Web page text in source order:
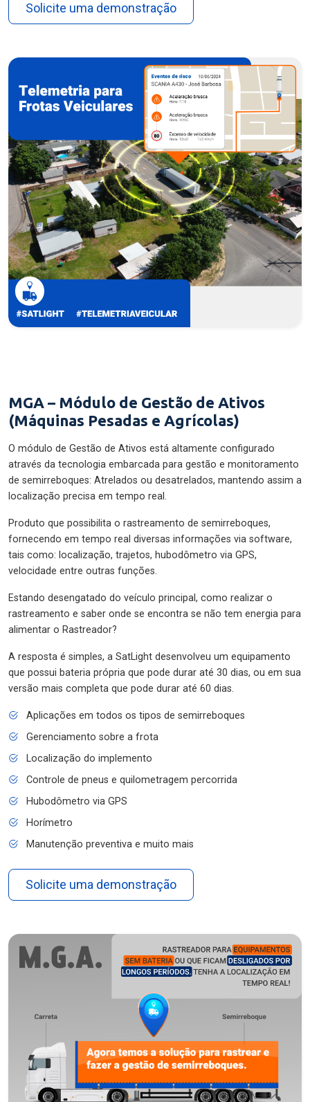
Solicite uma demonstração
MGA – Módulo de Gestão de Ativos
(Máquinas Pesadas e Agrícolas)
O módulo de Gestão de Ativos está altamente configurado
através da tecnologia embarcada para gestão e monitoramento
de semirreboques: Atrelados ou desatrelados, mantendo assim a
localização precisa em tempo real.
Produto que possibilita o rastreamento de semirreboques,
fornecendo em tempo real diversas informações via software,
tais como: localização, trajetos, hubodômetro via GPS,
velocidade entre outras funções.
Estando desengatado do veículo principal, como realizar o
rastreamento e saber onde se encontra se não tem energia para
alimentar o Rastreador?
A resposta é simples, a SatLight desenvolveu um equipamento
que possui bateria própria que pode durar até 30 dias, ou em sua
versão mais completa que pode durar até 60 dias.
Aplicações em todos os tipos de semirreboques
Gerenciamento sobre a frota
Localização do implemento
Controle de pneus e quilometragem percorrida
Hubodômetro via GPS
Horímetro
Manutenção preventiva e muito mais
Solicite uma demonstração